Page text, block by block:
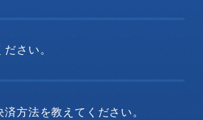
さい。
方法を教えてください。